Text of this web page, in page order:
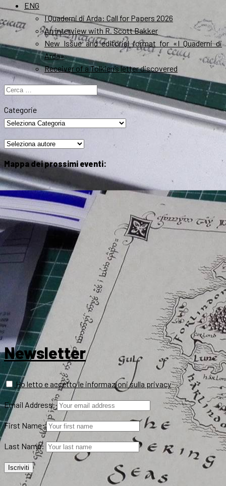
ENG
I Quaderni di Arda: Call for Papers 2026
An interview with R. Scott Bakker
New Issue and editorial format for «I Quaderni di
Arda»
Receiver of a Tolkien’s letter discovered
Ricerca
Categorie
Mappa dei prossimi eventi:
Newsletter
Ho letto e accetto le informazioni sulla privacy
Email Address:
First Name:
Last Name: